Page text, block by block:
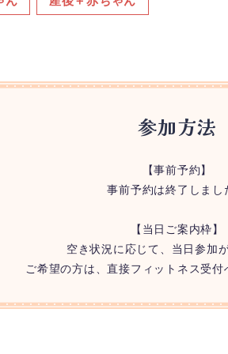
参加方法
【事前予約】
事前予約は終了しまし
【当日ご案内枠】
空き状況に応じて、当日参加
ご希望の方は、直接フィットネス受付